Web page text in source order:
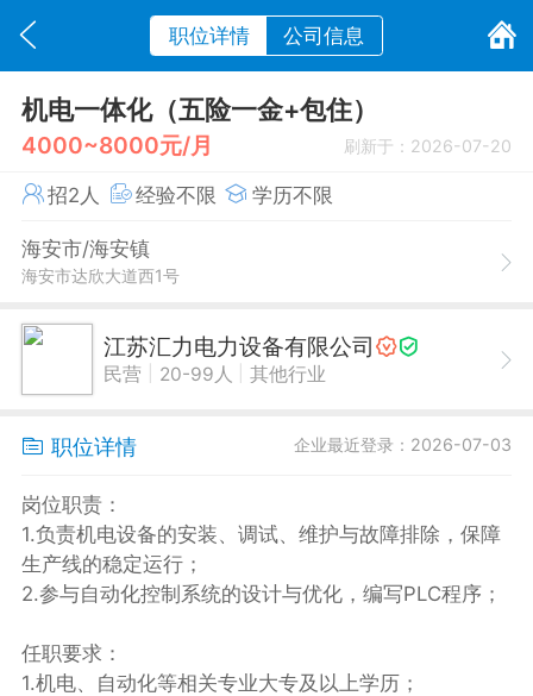
职位详情 公司信息
机电一体化（五险一金+包住）
4000~8000元/月 刷新于：2026-07-20
招2人 经验不限 学历不限
海安市/海安镇
海安市达欣大道西1号
江苏汇力电力设备有限公司
民营 20-99人 其他行业
职位详情 企业最近登录：2026-07-03
岗位职责：
1.负责机电设备的安装、调试、维护与故障排除，保障
生产线的稳定运行；
2.参与自动化控制系统的设计与优化，编写PLC程序；
任职要求：
1.机电、自动化等相关专业大专及以上学历；